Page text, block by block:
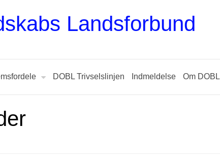
Landsforbund
DOBL Trivselslinjen Indmeldelse Om DOBL